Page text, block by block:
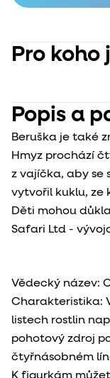
Pro koho
Popis a
Beruška je také
Hmyz prochází
z vajíčka, aby se
vytvořil kuklu, ze
Děti mohou
Safari Ltd -
Vědecký název:
Charakteristika:
listech rostlin
pohotový zdroj
čtyřnásobném
K figurkám